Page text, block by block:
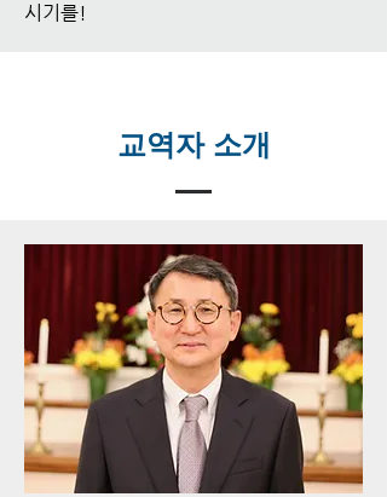
시기를!
교역자 소개